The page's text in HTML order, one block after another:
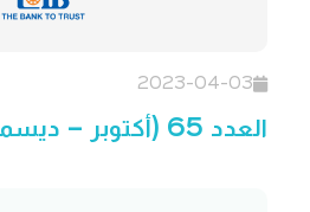
2023-04-03
العدد 65 (أكتوبر – ديسمبر 2022)